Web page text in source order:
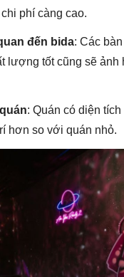
phí càng cao.
đến bida: Các
lượng tốt cũng sẽ
: Quán có diện
hơn so với quán nhỏ.